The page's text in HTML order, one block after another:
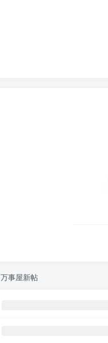
万事屋新帖